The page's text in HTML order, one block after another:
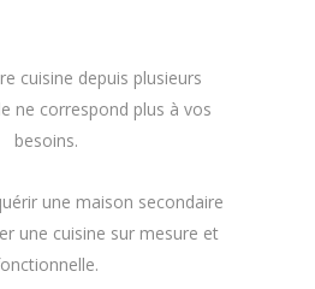
cuisine depuis plusieurs
ne correspond plus à vos
besoins.
une maison secondaire
une cuisine sur mesure et